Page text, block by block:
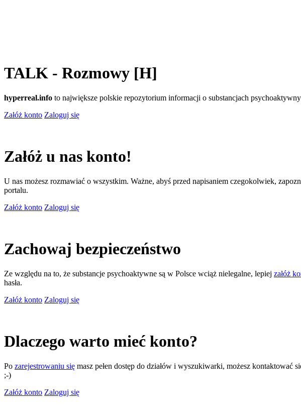
TALK - Rozmowy [H]
hyperreal.info to największe polskie repozytorium informacji o substancjach
Załóż konto Zaloguj się
Załóż u nas konto!
U nas możesz rozmawiać o wszystkim. Ważne, abyś przed napisaniem czegokolwiek,
portalu.
Załóż konto Zaloguj się
Zachowaj bezpieczeństwo
Ze względu na to, że substancje psychoaktywne są w Polsce wciąż nielegalne, lepiej załóż
hasła.
Załóż konto Zaloguj się
Dlaczego warto mieć konto?
Po zarejestrowaniu się masz pełen dostęp do działów i wyszukiwarki, możesz kontaktować
;-)
Załóż konto Zaloguj się